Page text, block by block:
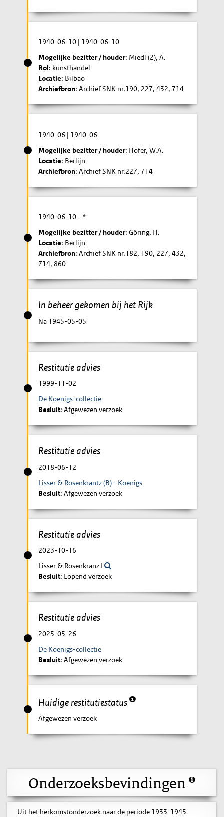
1940-06-10 | 1940-06-10
Mogelijke bezitter / houder: Miedl (2), A.
Rol: kunsthandel
Locatie: Bilbao
Archiefbron: Archief SNK nr.190, 227, 432, 714
1940-06 | 1940-06
Mogelijke bezitter / houder: Hofer, W.A.
Locatie: Berlijn
Archiefbron: Archief SNK nr.227, 714
1940-06-10 - *
Mogelijke bezitter / houder: Göring, H.
Locatie: Berlijn
Archiefbron: Archief SNK nr.182, 190, 227, 432,
714, 860
In beheer gekomen bij het Rijk
Na 1945-05-05
Restitutie advies
1999-11-02
De Koenigs-collectie
Besluit: Afgewezen verzoek
Restitutie advies
2018-06-12
Lisser & Rosenkrantz (B) - Koenigs
Besluit: Afgewezen verzoek
Restitutie advies
2023-10-16
Lisser & Rosenkranz I
Besluit: Lopend verzoek
Restitutie advies
2025-05-26
De Koenigs-collectie
Besluit: Afgewezen verzoek
Huidige restitutiestatus
Afgewezen verzoek
Onderzoeksbevindingen
Uit het herkomstonderzoek naar de periode 1933-1945